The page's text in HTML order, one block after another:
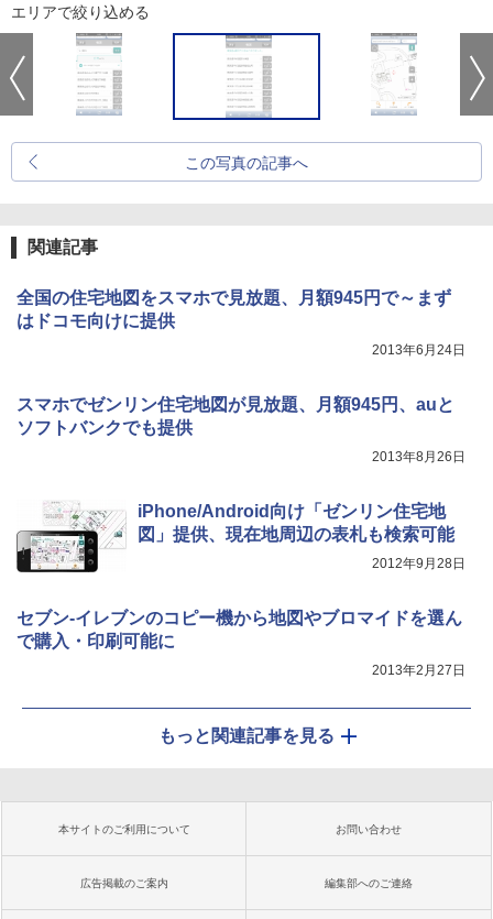
エリアで絞り込める
この写真の記事へ
関連記事
全国の住宅地図をスマホで見放題、月額945円で～まず
はドコモ向けに提供
2013年6月24日
スマホでゼンリン住宅地図が見放題、月額945円、auと
ソフトバンクでも提供
2013年8月26日
iPhone/Android向け「ゼンリン住宅地
図」提供、現在地周辺の表札も検索可能
2012年9月28日
セブン-イレブンのコピー機から地図やブロマイドを選ん
で購入・印刷可能に
2013年2月27日
もっと関連記事を見る
本サイトのご利用について お問い合わせ
広告掲載のご案内 編集部へのご連絡